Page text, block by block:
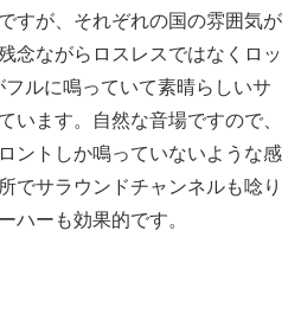
すが、それぞれの国の雰囲気が
念ながらロスレスではなくロッ
ルに鳴っていて素晴らしいサ
います。自然な音場ですので、
ントしか鳴っていないような感
でサラウンドチャンネルも唸り
ハーも効果的です。